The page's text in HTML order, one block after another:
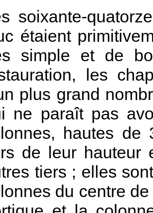
soixante-
étaient
simple et de
les
plus grand
ne paraît pas
hautes de
de leur hauteur
tiers ; elles
du centre